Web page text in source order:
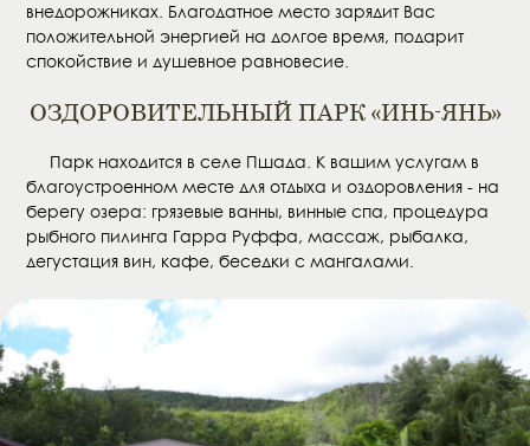
внедорожниках. Благодатное место зарядит Вас
положительной энергией на долгое время, подарит
спокойствие и душевное равновесие.
ОЗДОРОВИТЕЛЬНЫЙ ПАРК «ИНЬ-ЯНЬ»
Парк находится в селе Пшада. К вашим услугам в
благоустроенном месте для отдыха и оздоровления - на
берегу озера: грязевые ванны, винные спа, процедура
рыбного пилинга Гарра Руффа, массаж, рыбалка,
дегустация вин, кафе, беседки с мангалами.